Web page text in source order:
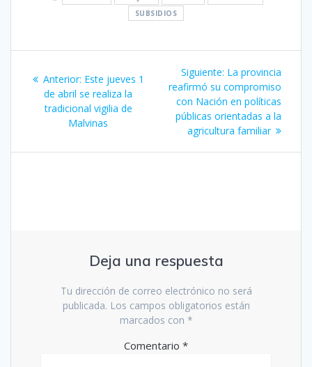
SUBSIDIOS
entradas
Anterior: Entrada
anterior:
Este jueves 1
de abril se realiza la
tradicional vigilia de
Malvinas
Siguiente: Siguiente
entrada:
La provincia
reafirmó su compromiso
con Nación en políticas
públicas orientadas a la
agricultura familiar
Deja una respuesta
Tu dirección de correo electrónico no será
publicada. Los campos obligatorios están
marcados con *
Comentario *